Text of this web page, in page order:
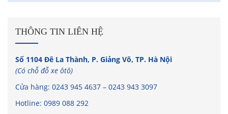
THÔNG TIN LIÊN HỆ
Số 1104 Đê La Thành, P. Giảng Võ, TP. Hà Nội
(Có chỗ đỗ xe ôtô)
Cửa hàng: 0243 945 4637 – 0243 943 3097
Hotline: 0989 088 292